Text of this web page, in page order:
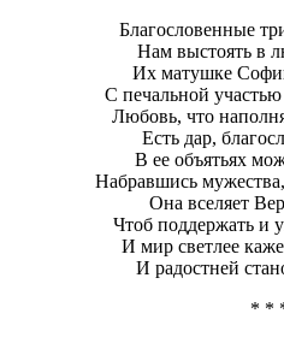
Благословенные
Нам выстоять в
Их матушке
С печальной
Любовь, что
Есть дар,
В ее объятьях
Набравшись
Она вселяет
Чтоб поддержать и
И мир светлее
И радостней
* *